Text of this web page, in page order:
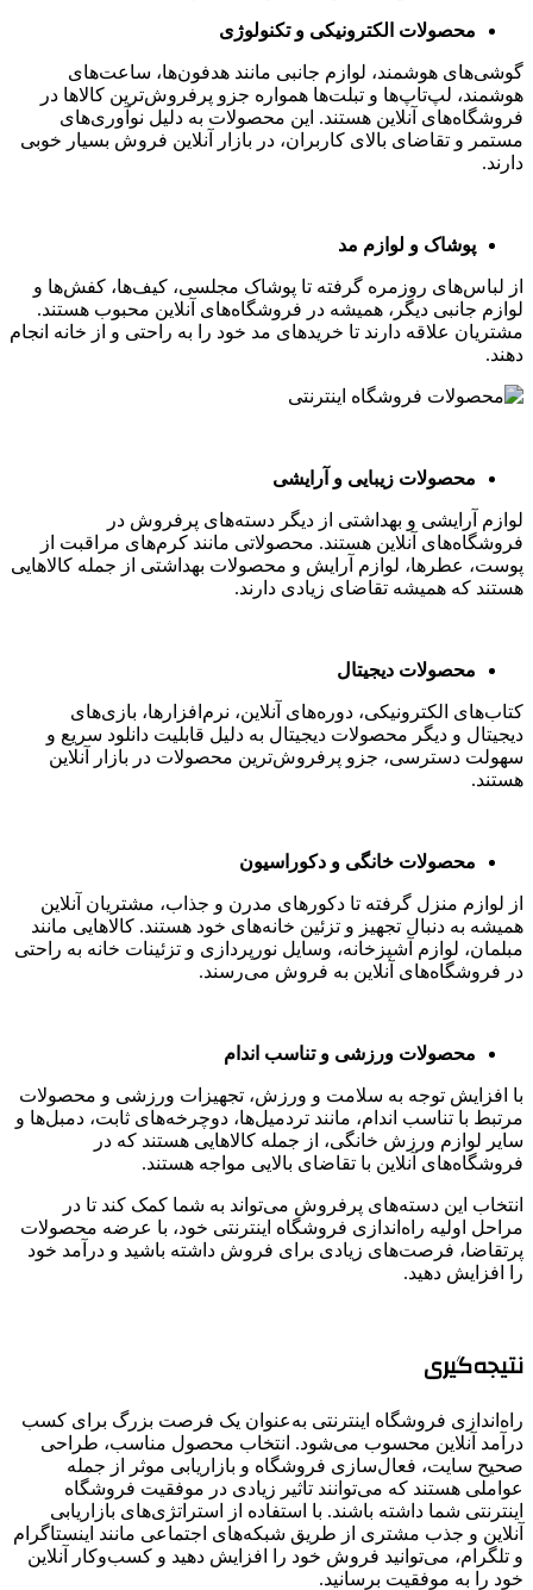
محصولات الکترونیکی و تکنولوژی
گوشی‌های هوشمند، لوازم جانبی مانند هدفون‌ها، ساعت‌های
هوشمند، لپ‌تاپ‌ها و تبلت‌ها همواره جزو پرفروش‌ترین کالاها در
فروشگاه‌های آنلاین هستند. این محصولات به دلیل نوآوری‌های
مستمر و تقاضای بالای کاربران، در بازار آنلاین فروش بسیار خوبی
دارند.
پوشاک و لوازم مد
از لباس‌های روزمره گرفته تا پوشاک مجلسی، کیف‌ها، کفش‌ها و
لوازم جانبی دیگر، همیشه در فروشگاه‌های آنلاین محبوب هستند.
مشتریان علاقه دارند تا خریدهای مد خود را به راحتی و از خانه انجام
دهند.
محصولات زیبایی و آرایشی
لوازم آرایشی و بهداشتی از دیگر دسته‌های پرفروش در
فروشگاه‌های آنلاین هستند. محصولاتی مانند کرم‌های مراقبت از
پوست، عطرها، لوازم آرایش و محصولات بهداشتی از جمله کالاهایی
هستند که همیشه تقاضای زیادی دارند.
محصولات دیجیتال
کتاب‌های الکترونیکی، دوره‌های آنلاین، نرم‌افزارها، بازی‌های
دیجیتال و دیگر محصولات دیجیتال به دلیل قابلیت دانلود سریع و
سهولت دسترسی، جزو پرفروش‌ترین محصولات در بازار آنلاین
هستند.
محصولات خانگی و دکوراسیون
از لوازم منزل گرفته تا دکورهای مدرن و جذاب، مشتریان آنلاین
همیشه به دنبال تجهیز و تزئین خانه‌های خود هستند. کالاهایی مانند
مبلمان، لوازم آشپزخانه، وسایل نورپردازی و تزئینات خانه به راحتی
در فروشگاه‌های آنلاین به فروش می‌رسند.
محصولات ورزشی و تناسب اندام
با افزایش توجه به سلامت و ورزش، تجهیزات ورزشی و محصولات
مرتبط با تناسب اندام، مانند تردمیل‌ها، دوچرخه‌های ثابت، دمبل‌ها و
سایر لوازم ورزش خانگی، از جمله کالاهایی هستند که در
فروشگاه‌های آنلاین با تقاضای بالایی مواجه هستند.
انتخاب این دسته‌های پرفروش می‌تواند به شما کمک کند تا در
مراحل اولیه راه‌اندازی فروشگاه اینترنتی خود، با عرضه محصولات
پرتقاضا، فرصت‌های زیادی برای فروش داشته باشید و درآمد خود
را افزایش دهید.
نتیجه‌گیری
راه‌اندازی فروشگاه اینترنتی به‌عنوان یک فرصت بزرگ برای کسب
درآمد آنلاین محسوب می‌شود. انتخاب محصول مناسب، طراحی
صحیح سایت، فعال‌سازی فروشگاه و بازاریابی موثر از جمله
عواملی هستند که می‌توانند تاثیر زیادی در موفقیت فروشگاه
اینترنتی شما داشته باشند. با استفاده از استراتژی‌های بازاریابی
آنلاین و جذب مشتری از طریق شبکه‌های اجتماعی مانند اینستاگرام
و تلگرام، می‌توانید فروش خود را افزایش دهید و کسب‌وکار آنلاین
خود را به موفقیت برسانید.